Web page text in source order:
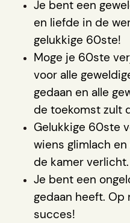
Je bent een
en liefde in de
gelukkige 60ste!
Moge je 60ste
voor alle
gedaan en alle
de toekomst zult
Gelukkige 60ste
wiens glimlach
de kamer verlicht.
Je bent een
gedaan heeft. Op
succes!